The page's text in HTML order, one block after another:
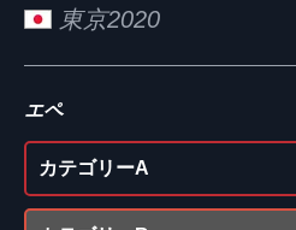
東京2020
エペ
カテゴリーA